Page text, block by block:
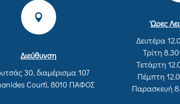

Διεύθυνση
30, διαμέρισμα 107
Court), 8010 ΠΑΦΟΣ
Ώρες
Δευτέρα
Τρίτη
Τετάρτη
Πέμπτη
Παρασκευή